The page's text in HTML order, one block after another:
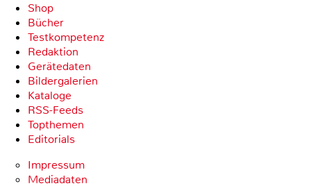
Shop
Bücher
Testkompetenz
Redaktion
Gerätedaten
Bildergalerien
Kataloge
RSS-Feeds
Topthemen
Editorials
Impressum
Mediadaten